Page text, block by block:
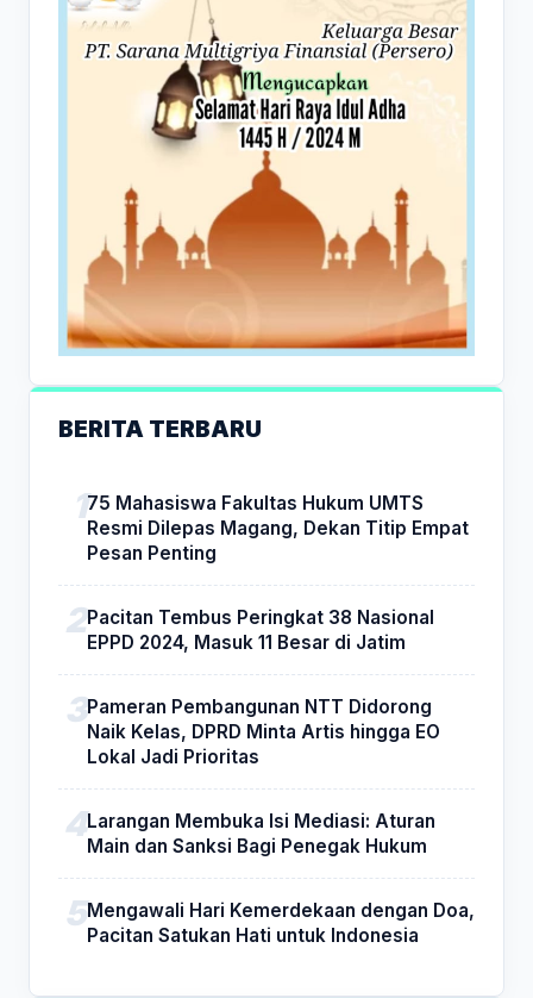
BERITA TERBARU
75 Mahasiswa Fakultas Hukum UMTS
Resmi Dilepas Magang, Dekan Titip Empat
Pesan Penting
Pacitan Tembus Peringkat 38 Nasional
EPPD 2024, Masuk 11 Besar di Jatim
Pameran Pembangunan NTT Didorong
Naik Kelas, DPRD Minta Artis hingga EO
Lokal Jadi Prioritas
Larangan Membuka Isi Mediasi: Aturan
Main dan Sanksi Bagi Penegak Hukum
Mengawali Hari Kemerdekaan dengan Doa,
Pacitan Satukan Hati untuk Indonesia